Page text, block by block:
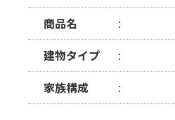
商品名
建物タイプ
家族構成